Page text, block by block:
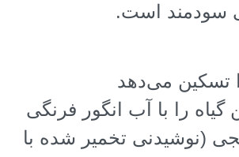
سودمند است.
تسکین می‌دهد
گیاه را با آب انگور فرنگی
(نوشیدنی تخمیر شده با